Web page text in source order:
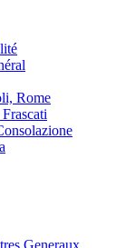
Rome
Generaux